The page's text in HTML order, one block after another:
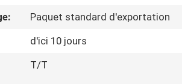
Paquet standard d'exportation
d'ici 10 jours
T/T